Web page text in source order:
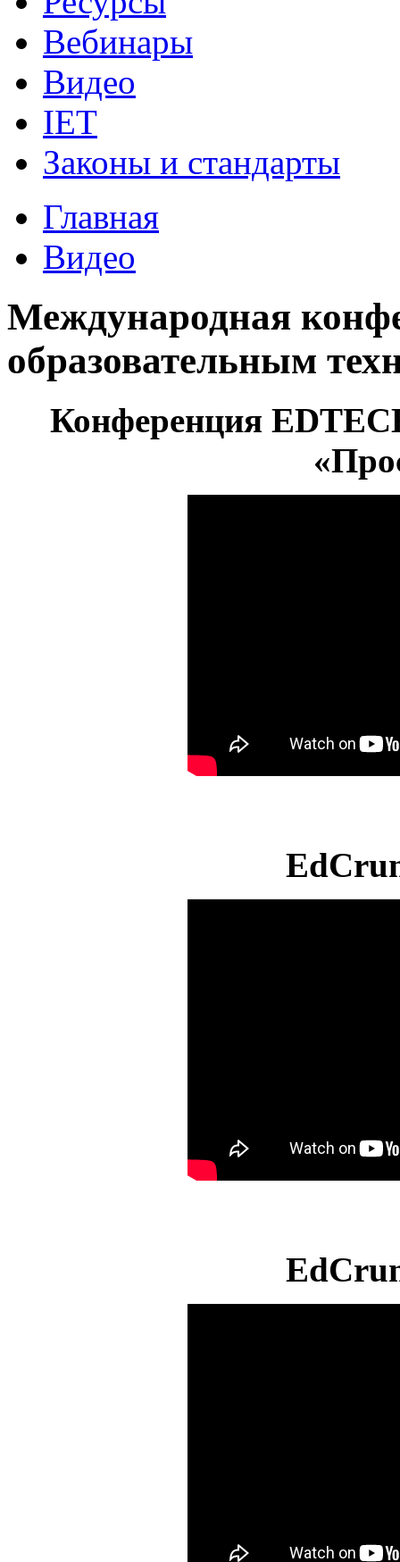
Вебинары
Видео
IET
Законы и стандарты
Главная
Видео
Международная
образовательным
Конференция